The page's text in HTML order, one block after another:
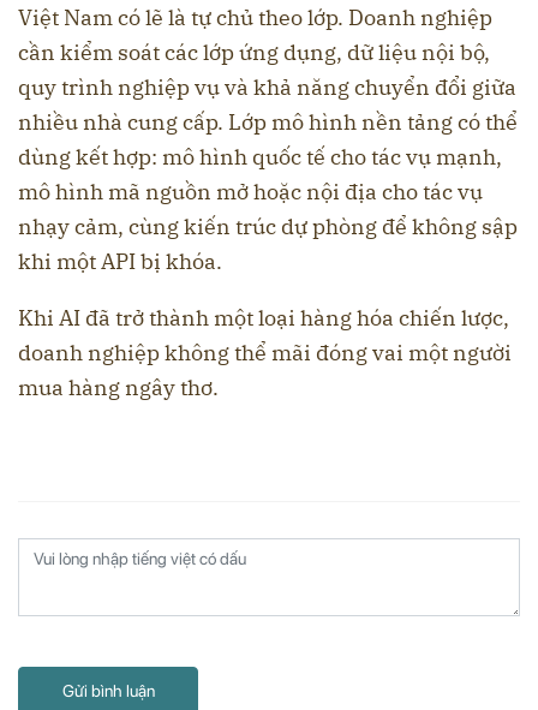
Việt Nam có lẽ là tự chủ theo lớp. Doanh nghiệp
cần kiểm soát các lớp ứng dụng, dữ liệu nội bộ,
quy trình nghiệp vụ và khả năng chuyển đổi giữa
nhiều nhà cung cấp. Lớp mô hình nền tảng có thể
dùng kết hợp: mô hình quốc tế cho tác vụ mạnh,
mô hình mã nguồn mở hoặc nội địa cho tác vụ
nhạy cảm, cùng kiến trúc dự phòng để không sập
khi một API bị khóa.
Khi AI đã trở thành một loại hàng hóa chiến lược,
doanh nghiệp không thể mãi đóng vai một người
mua hàng ngây thơ.
Gửi bình luận